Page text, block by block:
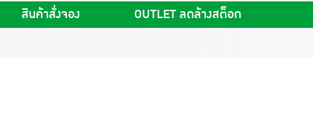
สินค้าสั่งจอง OUTLET ลดล้างสต็อก